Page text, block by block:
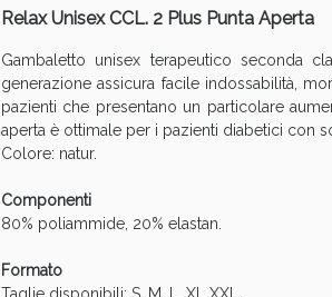
Relax Unisex CCL. 2 Plus Punta Aperta
Gambaletto unisex terapeutico seconda
generazione assicura facile indossabilità,
pazienti che presentano un particolare
aperta è ottimale per i pazienti diabetici con
Colore: natur.
Componenti
80% poliammide, 20% elastan.
Formato
Taglie disponibili: S, M, L, XL XXL.